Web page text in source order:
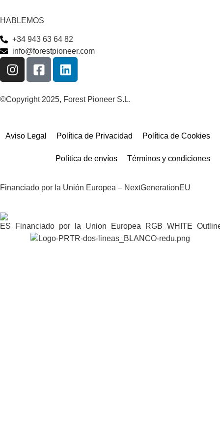
HABLEMOS
+34 943 63 64 82
info@forestpioneer.com
©Copyright 2025, Forest Pioneer S.L.
Aviso Legal Política de Privacidad Política de Cookies
Política de envíos Términos y condiciones
Financiado por la Unión Europea – NextGenerationEU